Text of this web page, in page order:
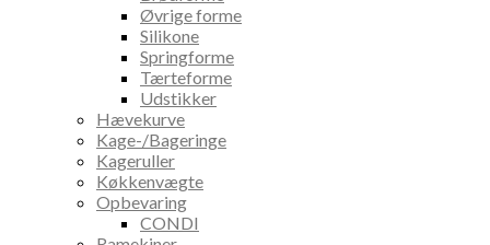
Øvrige forme
Silikone
Springforme
Tærteforme
Udstikker
Hævekurve
Kage-/Bageringe
Kageruller
Køkkenvægte
Opbevaring
CONDI